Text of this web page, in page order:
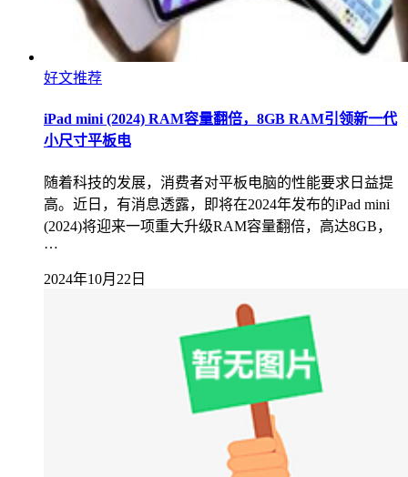
好文推荐
iPad mini (2024) RAM容量翻倍，8GB RAM引领新一代
小尺寸平板电
随着科技的发展，消费者对平板电脑的性能要求日益提
高。近日，有消息透露，即将在2024年发布的iPad mini
(2024)将迎来一项重大升级RAM容量翻倍，高达8GB，
…
2024年10月22日